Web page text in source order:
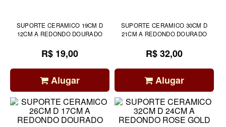
SUPORTE CERAMICO 19CM D
12CM A REDONDO DOURADO
R$ 19,00
Alugar
SUPORTE CERAMICO 30CM D
21CM A REDONDO DOURADO
R$ 32,00
Alugar